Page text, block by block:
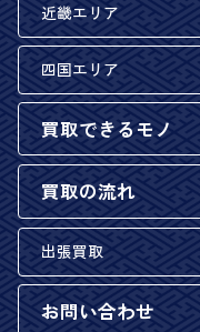
近畿エリア
四国エリア
買取できるモノ
買取の流れ
出張買取
お問い合わせ